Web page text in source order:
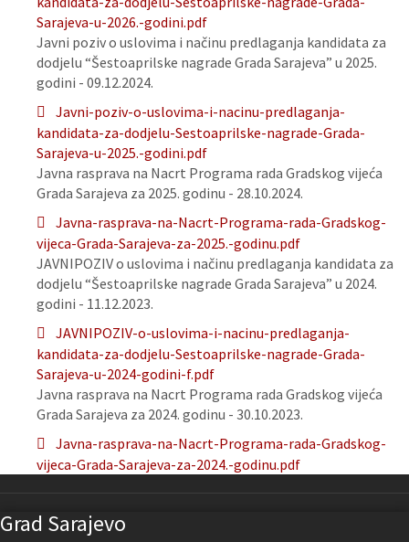
Sarajeva-u-2026.-godini.pdf
Javni poziv o uslovima i načinu predlaganja kandidata za
dodjelu “Šestoaprilske nagrade Grada Sarajeva” u 2025.
godini - 09.12.2024.
Javni-poziv-o-uslovima-i-nacinu-predlaganja-
kandidata-za-dodjelu-Sestoaprilske-nagrade-Grada-
Sarajeva-u-2025.-godini.pdf
Javna rasprava na Nacrt Programa rada Gradskog vijeća
Grada Sarajeva za 2025. godinu - 28.10.2024.
Javna-rasprava-na-Nacrt-Programa-rada-Gradskog-
vijeca-Grada-Sarajeva-za-2025.-godinu.pdf
JAVNIPOZIV o uslovima i načinu predlaganja kandidata za
dodjelu “Šestoaprilske nagrade Grada Sarajeva” u 2024.
godini - 11.12.2023.
JAVNIPOZIV-o-uslovima-i-nacinu-predlaganja-
kandidata-za-dodjelu-Sestoaprilske-nagrade-Grada-
Sarajeva-u-2024-godini-f.pdf
Javna rasprava na Nacrt Programa rada Gradskog vijeća
Grada Sarajeva za 2024. godinu - 30.10.2023.
Javna-rasprava-na-Nacrt-Programa-rada-Gradskog-
vijeca-Grada-Sarajeva-za-2024.-godinu.pdf
Grad Sarajevo